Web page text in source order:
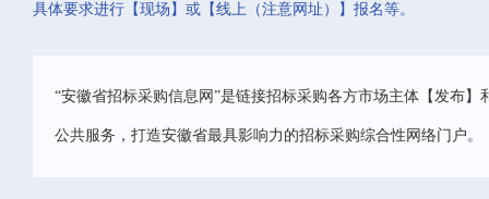
具体要求进行【现场】或【线上（注意网址）】报名等。
“安徽省招标采购信息网”是链接招标采购各方市场主体【发布
公共服务，打造安徽省最具影响力的招标采购综合性网络门户。